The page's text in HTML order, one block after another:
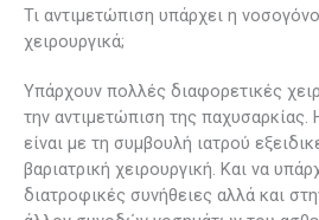
Τι αντιμετώπιση υπάρχει η
χειρουργικά;
Υπάρχουν πολλές διαφορετικές
την αντιμετώπιση της παχυσαρκίας.
είναι με τη συμβουλή ιατρού
βαριατρική χειρουργική. Και να
διατροφικές συνήθειες αλλά και